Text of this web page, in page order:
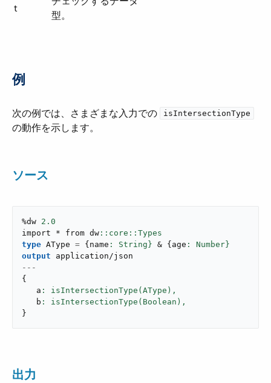
t
型。
例
次の例では、さまざまな入力での ​ isIntersectionType
の動作を示します。
ソース
%dw 2.0
import * from dw
type AType = { name : String} & { age : Number}
output
application/json
---
{
   a
: isIntersectionType(AType),
   b
: isIntersectionType(Boolean),
}
出力